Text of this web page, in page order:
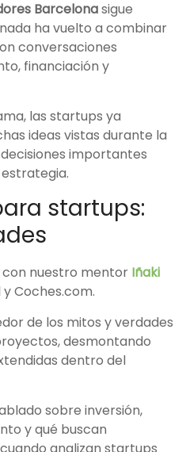
Barcelonasigue
ha vuelto a combinar
conversaciones
financiación y
las startups ya
ideas vistas durante la
importantes
startups:
nuestro mentor Iñaki
Coches.com.
de los mitos y verdades
desmontando
dentro del
sobre inversión,
y qué buscan
analizan startups